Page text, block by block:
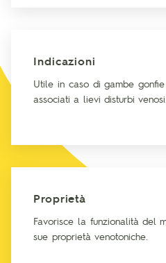
Indicazioni
Utile in caso di gambe
associati a lievi disturbi venosi.
Proprietà
Favorisce la funzionalità del
sue proprietà venotoniche.